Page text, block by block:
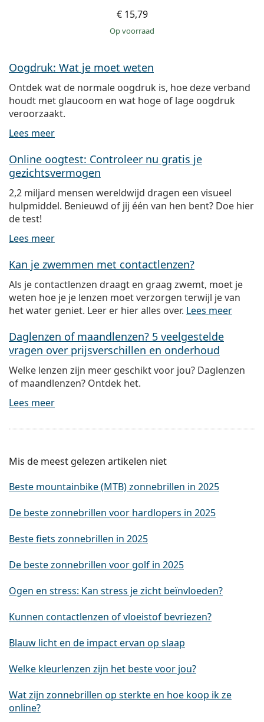
€ 15,79
op voorraad
Oogdruk: Wat je moet weten
Ontdek wat de normale oogdruk is, hoe deze verband
houdt met glaucoom en wat hoge of lage oogdruk
veroorzaakt.
Lees meer
Online oogtest: Controleer nu gratis je
gezichtsvermogen
2,2 miljard mensen wereldwijd dragen een visueel
hulpmiddel. Benieuwd of jij één van hen bent? Doe hier
de test!
Lees meer
Kan je zwemmen met contactlenzen?
Als je contactlenzen draagt en graag zwemt, moet je
weten hoe je je lenzen moet verzorgen terwijl je van
het water geniet. Leer er hier alles over. Lees meer
Daglenzen of maandlenzen? 5 veelgestelde
vragen over prijsverschillen en onderhoud
Welke lenzen zijn meer geschikt voor jou? Daglenzen
of maandlenzen? Ontdek het.
Lees meer
Mis de meest gelezen artikelen niet
Beste mountainbike (MTB) zonnebrillen in 2025
De beste zonnebrillen voor hardlopers in 2025
Beste fiets zonnebrillen in 2025
De beste zonnebrillen voor golf in 2025
Ogen en stress: Kan stress je zicht beïnvloeden?
Kunnen contactlenzen of vloeistof bevriezen?
Blauw licht en de impact ervan op slaap
Welke kleurlenzen zijn het beste voor jou?
Wat zijn zonnebrillen op sterkte en hoe koop ik ze
online?